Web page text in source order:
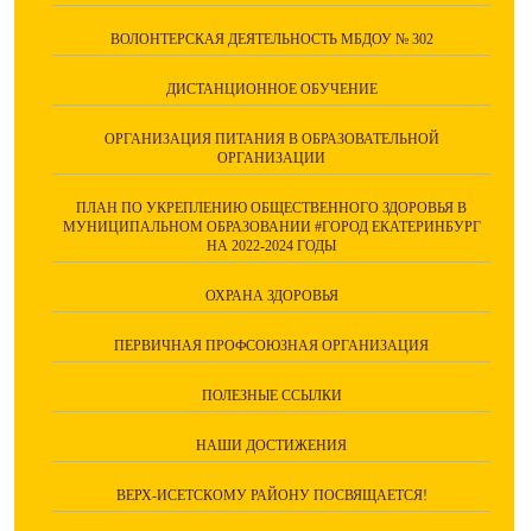
ВОЛОНТЕРСКАЯ ДЕЯТЕЛЬНОСТЬ МБДОУ № 302
ДИСТАНЦИОННОЕ ОБУЧЕНИЕ
ОРГАНИЗАЦИЯ ПИТАНИЯ В ОБРАЗОВАТЕЛЬНОЙ
ОРГАНИЗАЦИИ
ПЛАН ПО УКРЕПЛЕНИЮ ОБЩЕСТВЕННОГО ЗДОРОВЬЯ В
МУНИЦИПАЛЬНОМ ОБРАЗОВАНИИ #ГОРОД ЕКАТЕРИНБУРГ
НА 2022-2024 ГОДЫ
ОХРАНА ЗДОРОВЬЯ
ПЕРВИЧНАЯ ПРОФСОЮЗНАЯ ОРГАНИЗАЦИЯ
ПОЛЕЗНЫЕ ССЫЛКИ
НАШИ ДОСТИЖЕНИЯ
ВЕРХ-ИСЕТСКОМУ РАЙОНУ ПОСВЯЩАЕТСЯ!